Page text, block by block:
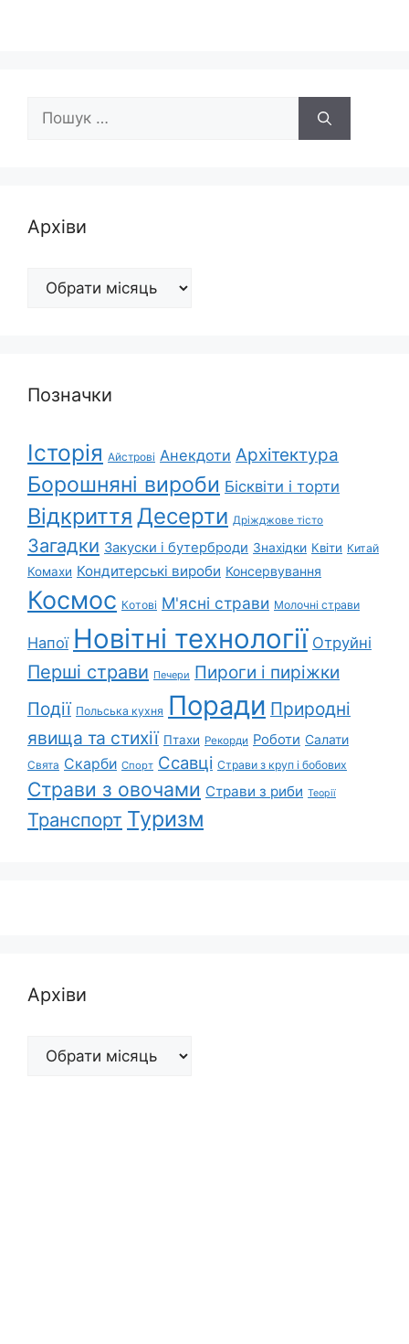
Пошук:
Архіви
Архіви
Позначки
Історія Айстрові Анекдоти Архітектура
Борошняні вироби Бісквіти і торти
Відкриття Десерти Дріжджове тісто
Загадки Закуски і бутерброди Знахідки Квіти Китай
Комахи Кондитерські вироби Консервування
Космос Котові М'ясні страви Молочні страви
Напої Новітні технології Отруйні
Перші страви Печери Пироги і пиріжки
Події Польська кухня Поради Природні
явища та стихії Птахи Рекорди Роботи Салати
Свята Скарби Спорт Ссавці Страви з круп і бобових
Страви з овочами Страви з риби Теорії
Транспорт Туризм
Архіви
Архіви